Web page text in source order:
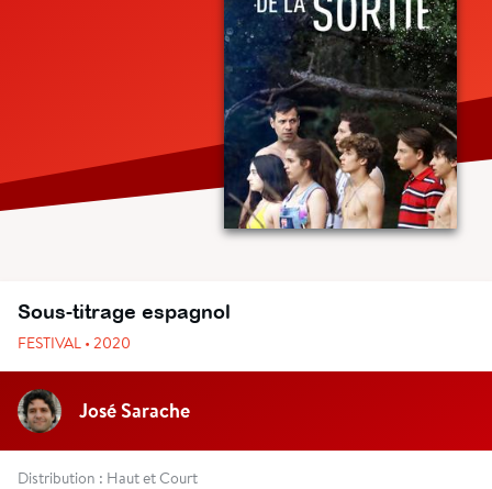
Sous-titrage espagnol
FESTIVAL • 2020
José Sarache
Distribution : Haut et Court